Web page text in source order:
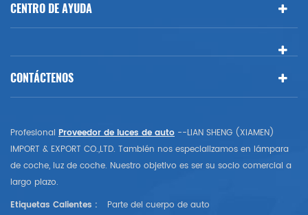
CENTRO DE AYUDA
CONTÁCTENOS
Profesional Proveedor de luces de auto --LIAN SHENG (XIAMEN)
IMPORT & EXPORT CO.,LTD. También nos especializamos en lámpara
de coche, luz de coche. Nuestro objetivo es ser su socio comercial a
largo plazo.
Etiquetas Calientes :
Parte del cuerpo de auto